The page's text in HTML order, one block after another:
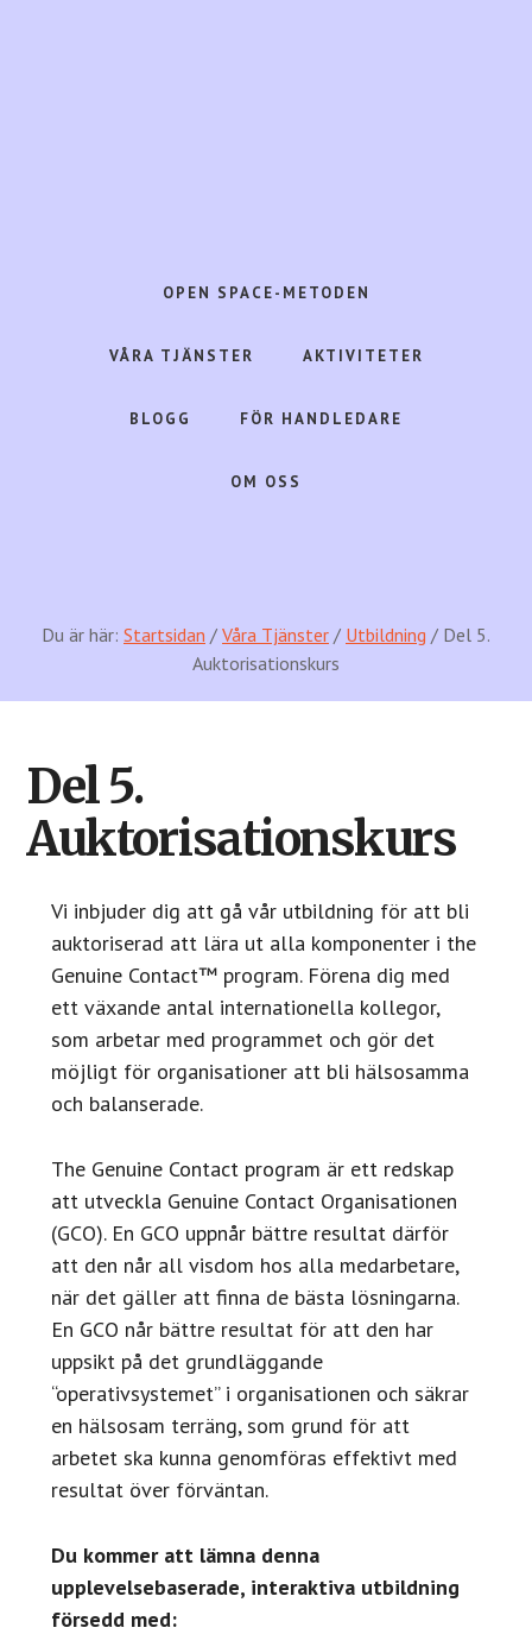
Consulting
livskraft
organisation
OPEN SPACE-METODEN
VÅRA TJÄNSTER AKTIVITETER
BLOGG FÖR HANDLEDARE
OM OSS
Du är här: Startsidan / Våra Tjänster / Utbildning / Del 5.
Auktorisationskurs
Del 5.
Auktorisationskurs
Vi inbjuder dig att gå vår utbildning för att bli
auktoriserad att lära ut alla komponenter i the
Genuine Contact™ program. Förena dig med
ett växande antal internationella kollegor,
som arbetar med programmet och gör det
möjligt för organisationer att bli hälsosamma
och balanserade.
The Genuine Contact program är ett redskap
att utveckla Genuine Contact Organisationen
(GCO). En GCO uppnår bättre resultat därför
att den når all visdom hos alla medarbetare,
när det gäller att finna de bästa lösningarna.
En GCO når bättre resultat för att den har
uppsikt på det grundläggande
“operativsystemet” i organisationen och säkrar
en hälsosam terräng, som grund för att
arbetet ska kunna genomföras effektivt med
resultat över förväntan.
Du kommer att lämna denna
upplevelsebaserade, interaktiva utbildning
försedd med: